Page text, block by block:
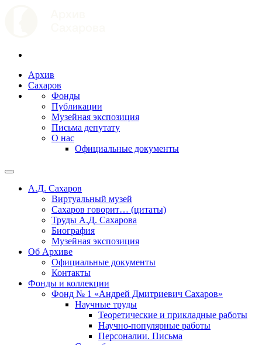
Архив
Сахаров
Фонды
Публикации
Музейная экспозиция
Письма депутату
О нас
Официальные документы
А.Д. Сахаров
Виртуальный музей
Сахаров говорит… (цитаты)
Труды А.Д. Сахарова
Биография
Музейная экспозиция
Об Архиве
Официальные документы
Контакты
Фонды и коллекции
Фонд № 1 «Андрей Дмитриевич Сахаров»
Научные труды
Теоретические и прикладные работы
Научно-популярные работы
Персоналии. Письма